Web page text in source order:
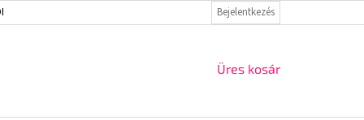
IRÁNYELVEK VISSZAKÜLDÉS ÉS REKLAMÁCIÓ
Bejelentkezés
KOSÁR
Üres kosár